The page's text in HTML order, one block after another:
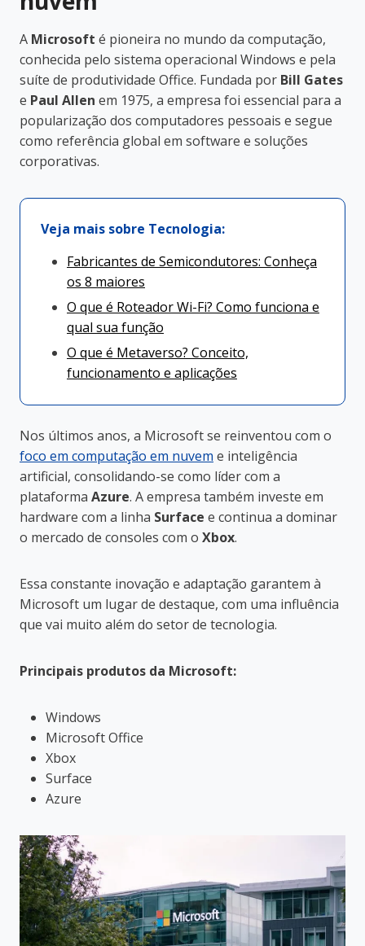
A Microsoft é pioneira no mundo da computação,
conhecida pelo sistema operacional Windows e pela
suíte de produtividade Office. Fundada por Bill Gates
e Paul Allen em 1975, a empresa foi essencial para a
popularização dos computadores pessoais e segue
como referência global em software e soluções
corporativas.
Veja mais sobre Tecnologia:
Fabricantes de Semicondutores: Conheça
os 8 maiores
O que é Roteador Wi-Fi? Como funciona e
qual sua função
O que é Metaverso? Conceito,
funcionamento e aplicações
Nos últimos anos, a Microsoft se reinventou com o
foco em computação em nuvem e inteligência
artificial, consolidando-se como líder com a
plataforma Azure. A empresa também investe em
hardware com a linha Surface e continua a dominar
o mercado de consoles com o Xbox.
Essa constante inovação e adaptação garantem à
Microsoft um lugar de destaque, com uma influência
que vai muito além do setor de tecnologia.
Principais produtos da Microsoft:
Windows
Microsoft Office
Xbox
Surface
Azure